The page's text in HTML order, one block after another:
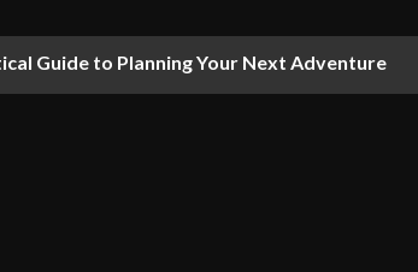
Guide to Planning Your Next Adventure